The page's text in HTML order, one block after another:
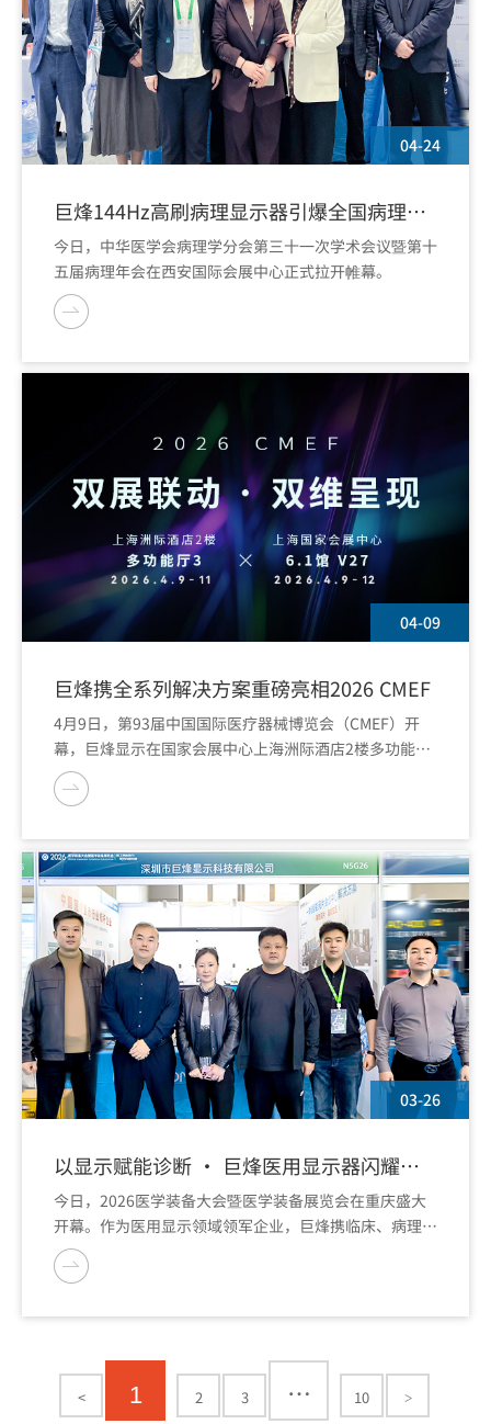
04-24
巨烽144Hz高刷病理显示器引爆全国病理年
会
今日，中华医学会病理学分会第三十一次学术会议暨第十
五届病理年会在西安国际会展中心正式拉开帷幕。
04-09
巨烽携全系列解决方案重磅亮相2026 CMEF
4月9日，第93届中国国际医疗器械博览会（CMEF）开
幕，巨烽显示在国家会展中心上海洲际酒店2楼多功能厅
3及国家会展中心6.1号馆V27展位，正式发布多款医用显
示新品，并系统展示放射影像、病理影像、手术影像及定
专业人士和合作伙伴到场观摩交流。
03-26
以显示赋能诊断 · 巨烽医用显示器闪耀医
学装备大会
今日，2026医学装备大会暨医学装备展览会在重庆盛大
开幕。作为医用显示领域领军企业，巨烽携临床、病理、
诊断、会诊等多系列创新产品重磅亮相，全面展示其在医
疗显示领域的前沿技术与综合实力，吸引了众多行业专
< 1 2 3 … 10 >